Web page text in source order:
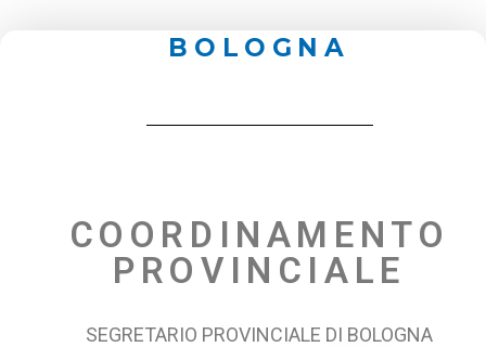
BOLOGNA
COORDINAMENTO
PROVINCIALE
SEGRETARIO PROVINCIALE DI BOLOGNA